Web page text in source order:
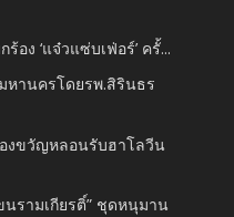
อง ‘แจ๋วแซ่บเฟ่อร์’ ครั้...
หานครโดยรพ.สิรินธร
งขวัญหลอนรับฮาโลวีน
นรามเกียรติ์” ชุดหนุมาน